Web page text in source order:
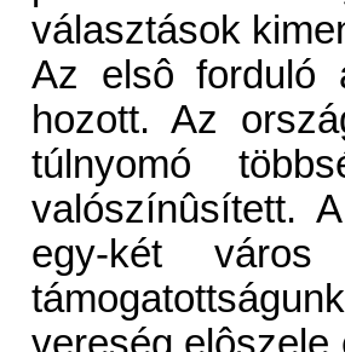
választások
Az elsô forduló
hozott. Az
túlnyomó
valószínûsített.
egy-két